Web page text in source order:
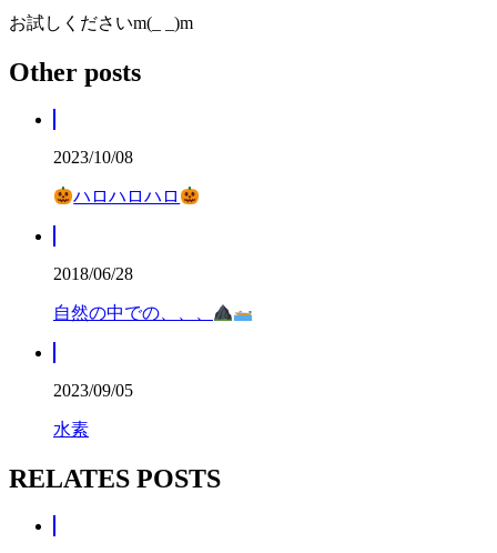
お試しくださいm(_ _)m
Other posts
2023/10/08
ハロハロハロ
2018/06/28
自然の中での、、、
2023/09/05
水素
RELATES POSTS